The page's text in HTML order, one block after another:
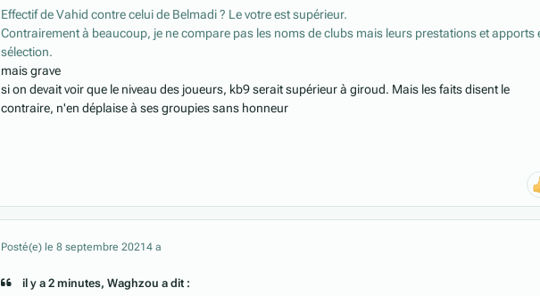
Effectif de Vahid contre celui de Belmadi ? Le votre est supérieur.
Contrairement à beaucoup, je ne compare pas les noms de clubs mais leurs prestations et apports
sélection.
mais grave
si on devait voir que le niveau des joueurs, kb9 serait supérieur à giroud. Mais les faits disent le
contraire, n'en déplaise à ses groupies sans honneur
Posté(e) le 8 septembre 2021 4 a
il y a 2 minutes, Waghzou a dit :